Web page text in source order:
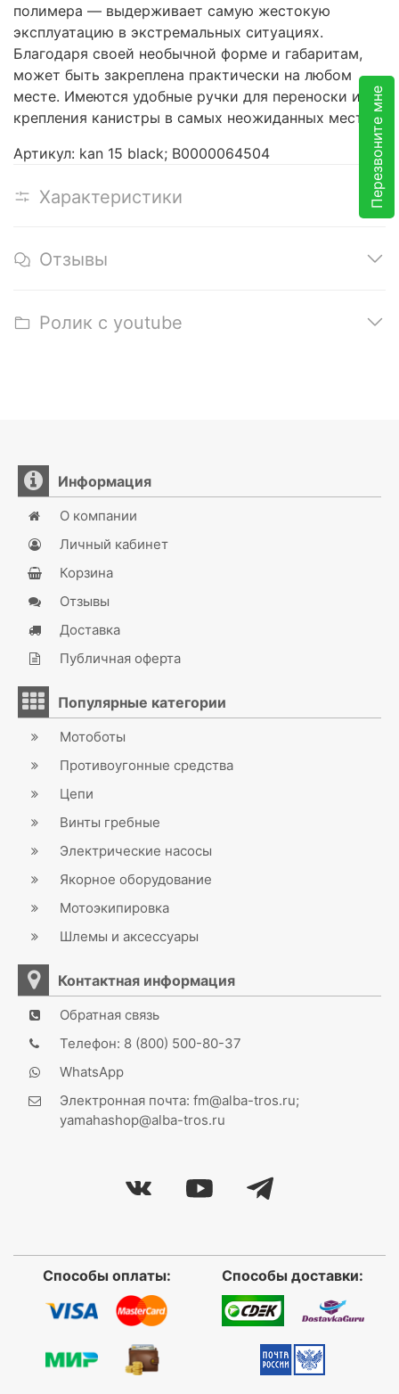
Перезвоните мне
полимера — выдерживает самую жестокую
эксплуатацию в экстремальных ситуациях.
Благодаря своей необычной форме и габаритам,
может быть закреплена практически на любом
месте. Имеются удобные ручки для переноски и
крепления канистры в самых неожиданных местах.
Артикул: kan 15 black; В0000064504
Характеристики
Отзывы
Ролик с youtube
Информация
О компании
Личный кабинет
Корзина
Отзывы
Доставка
Публичная оферта
Популярные категории
Мотоботы
Противоугонные средства
Цепи
Винты гребные
Электрические насосы
Якорное оборудование
Мотоэкипировка
Шлемы и аксессуары
Контактная информация
Обратная связь
Телефон: 8 (800) 500-80-37
WhatsApp
Электронная почта: fm@alba-tros.ru;
yamahashop@alba-tros.ru
Способы оплаты: Способы доставки: